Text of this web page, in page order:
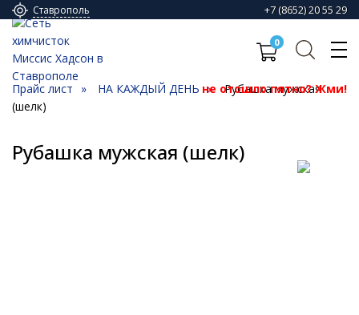
+7 (8652) 20 55 29
Ставрополь
0
не отошло пятно? Жми!
Прайс лист НА КАЖДЫЙ ДЕНЬ
Рубашка мужская
(шелк)
Рубашка мужская (шелк)